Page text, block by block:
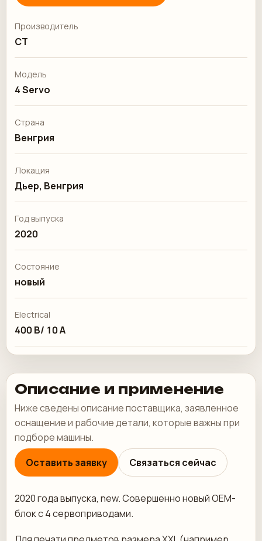
Производитель
CT
Модель
4 Servo
Страна
Венгрия
Локация
Дьер, Венгрия
Год выпуска
2020
Состояние
новый
Electrical
400 В/ 10 А
Описание и применение
Ниже сведены описание поставщика, заявленное
оснащение и рабочие детали, которые важны при
подборе машины.
Оставить заявку
Связаться сейчас
2020 года выпуска, new. Совершенно новый OEM-
блок с 4 сервоприводами.